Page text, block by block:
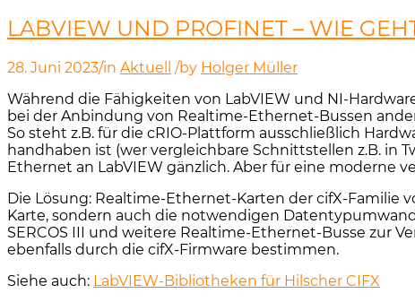
LABVIEW UND PROFINET – WIE
28. Juni 2023/in Aktuell /by Holger Müller
Während die Fähigkeiten von LabVIEW und NI-
bei der Anbindung von Realtime-Ethernet-Bussen
So steht z.B. für die cRIO-Plattform ausschließlich
handhaben ist (wer vergleichbare Schnittstellen z.B. in
Ethernet an LabVIEW gänzlich. Aber für eine
Die Lösung: Realtime-Ethernet-Karten der cifX-Familie
Karte, sondern auch die notwendigen
SERCOS III und weitere Realtime-Ethernet-Busse zur
ebenfalls durch die cifX-Firmware bestimmen.
Siehe auch: LabVIEW-Bibliotheken für Hilscher CIFX